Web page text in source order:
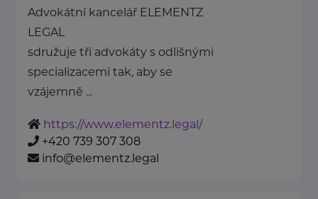
Advokátní kancelář ELEMENTZ
LEGAL
sdružuje tři advokáty s odlišnými
specializacemi tak, aby se
vzájemně ...
https://www.elementz.legal/
+420 739 307 308
info@elementz.legal